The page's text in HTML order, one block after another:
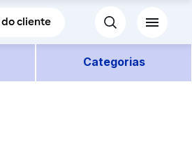
principal
do cliente
Categorias
conteúdos